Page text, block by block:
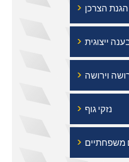
› הגנת הצרכן
› ייצוגית
› וירושה
› נזקי גוף
› משפחתיים